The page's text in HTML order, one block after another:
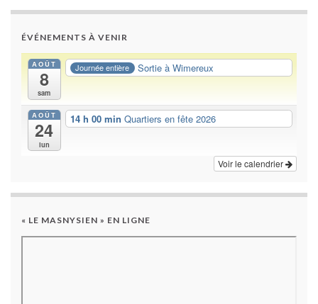
ÉVÉNEMENTS À VENIR
AOÛT
8
sam
Journée entière Sortie à Wimereux
AOÛT
24
lun
14 h 00 min Quartiers en fête 2026
Voir le calendrier
« LE MASNYSIEN » EN LIGNE